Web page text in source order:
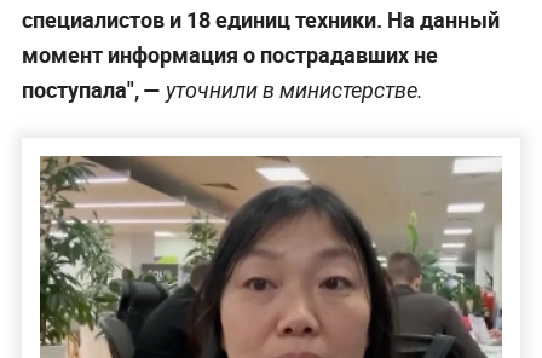
специалистов и 18 единиц техники. На данный
момент информация о пострадавших не
поступала", — уточнили в министерстве.